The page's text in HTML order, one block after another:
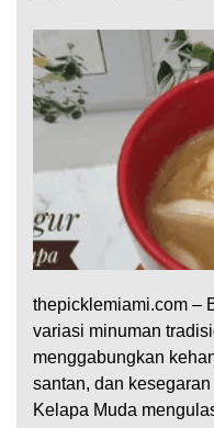
thepicklemiami.com –
variasi minuman
menggabungkan
santan, dan
Kelapa Muda